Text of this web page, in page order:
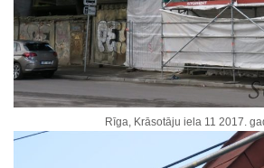
Rīga, Krāsotāju iela 11 2017.